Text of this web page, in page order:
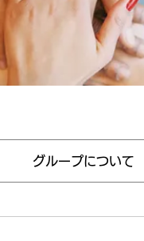
グループについて